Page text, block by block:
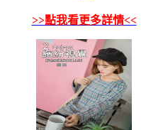
>>點我看更多詳情<<